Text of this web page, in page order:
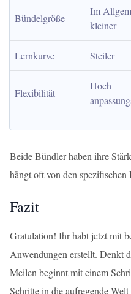
Bündelgröße
Im
kleiner
Lernkurve Steiler
Flexibilität
Hoch
Beide Bündler haben ihre
hängt oft von den spezifischen
Fazit
Gratulation! Ihr habt jetzt mit
Anwendungen erstellt. Denkt
Meilen beginnt mit einem
Schritte in die aufregende